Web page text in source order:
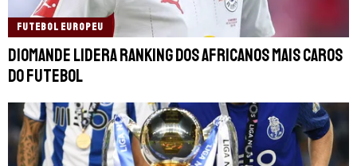
FUTEBOL EUROPEU
Diomande lidera ranking dos africanos mais caros
do futebol